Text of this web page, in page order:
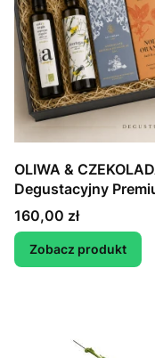
OLIWA &
Degustacyjny
Cena
160,00 zł
Zobacz produkt